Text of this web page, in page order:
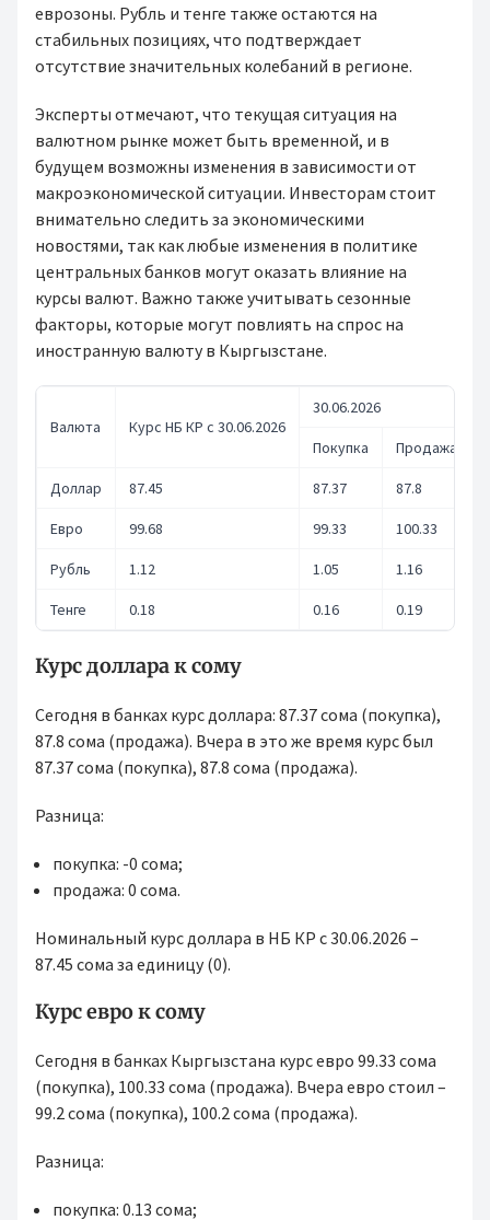
еврозоны. Рубль и тенге также остаются на
стабильных позициях, что подтверждает
отсутствие значительных колебаний в регионе.
Эксперты отмечают, что текущая ситуация на
валютном рынке может быть временной, и в
будущем возможны изменения в зависимости от
макроэкономической ситуации. Инвесторам стоит
внимательно следить за экономическими
новостями, так как любые изменения в политике
центральных банков могут оказать влияние на
курсы валют. Важно также учитывать сезонные
факторы, которые могут повлиять на спрос на
иностранную валюту в Кыргызстане.
Валюта Курс НБ КР с 30.06.2026
30.06.2026
Покупка Продажа
Доллар 87.45 87.37 87.8
Евро 99.68 99.33 100.33
Рубль 1.12 1.05 1.16
Тенге 0.18 0.16 0.19
Курс доллара к сому
Сегодня в банках курс доллара: 87.37 сома (покупка),
87.8 сома (продажа). Вчера в это же время курс был
87.37 сома (покупка), 87.8 сома (продажа).
Разница:
покупка: -0 сома;
продажа: 0 сома.
Номинальный курс доллара в НБ КР с 30.06.2026 –
87.45 сома за единицу (0).
Курс евро к сому
Сегодня в банках Кыргызстана курс евро 99.33 сома
(покупка), 100.33 сома (продажа). Вчера евро стоил –
99.2 сома (покупка), 100.2 сома (продажа).
Разница:
покупка: 0.13 сома;